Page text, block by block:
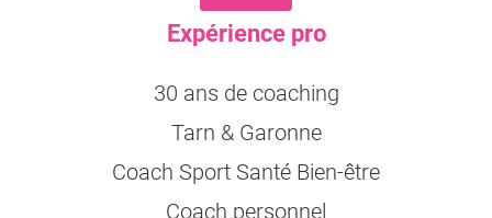
Expérience pro
30 ans de coaching
Tarn & Garonne
Coach Sport Santé Bien-être
Coach personnel